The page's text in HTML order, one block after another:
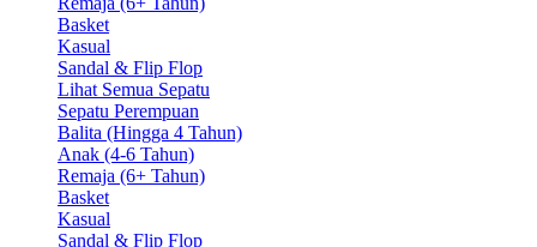
Basket
Kasual
Sandal & Flip Flop
Lihat Semua Sepatu
Sepatu Perempuan
Balita (Hingga 4 Tahun)
Anak (4-6 Tahun)
Remaja (6+ Tahun)
Basket
Kasual
Sandal & Flip Flop